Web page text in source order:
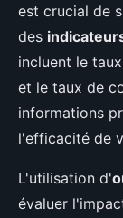
est crucial de
des
incluent le
et le taux de
informations
l'efficacité de
L'utilisation d'
évaluer